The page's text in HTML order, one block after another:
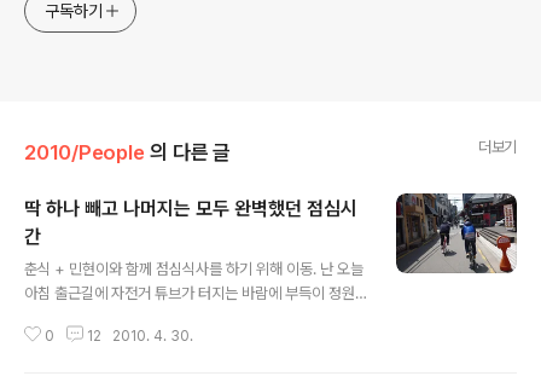
구독하기
2010/People 의 다른 글 더보기
딱 하나 빼고 나머지는 모두 완벽했던 점심시
간
춘식 + 민현이와 함께 점심식사를 하기 위해 이동. 난 오늘
아침 출근길에 자전거 튜브가 터지는 바람에 부득이 정원
나 데님에 주목해 달라능 - 다른 국내 도메스틱 브랜드에선
0 12 2010. 4. 30.